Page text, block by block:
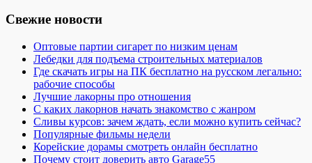
Свежие новости
Оптовые партии сигарет по низким ценам
Лебедки для подъема строительных материалов
Где скачать игры на ПК бесплатно на русском легально:
рабочие способы
Лучшие лакорны про отношения
С каких лакорнов начать знакомство с жанром
Сливы курсов: зачем ждать, если можно купить сейчас?
Популярные фильмы недели
Корейские дорамы смотреть онлайн бесплатно
Почему стоит доверить авто Garage55